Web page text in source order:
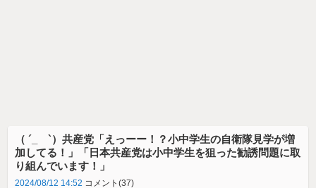
（ ´_ゝ`）共産党「えっーー！？小中学生の自衛隊見学が増
加してる！」「日本共産党は小中学生を狙った勧誘問題に取
り組んでいます！」
2024/08/12 14:52 コメント(37)